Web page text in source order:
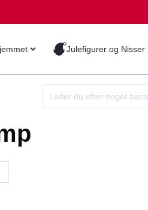
Julefigurer og Nisser